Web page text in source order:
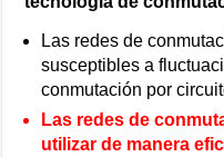
Las redes de
susceptibles a
conmutación por
Las redes de
utilizar de manera